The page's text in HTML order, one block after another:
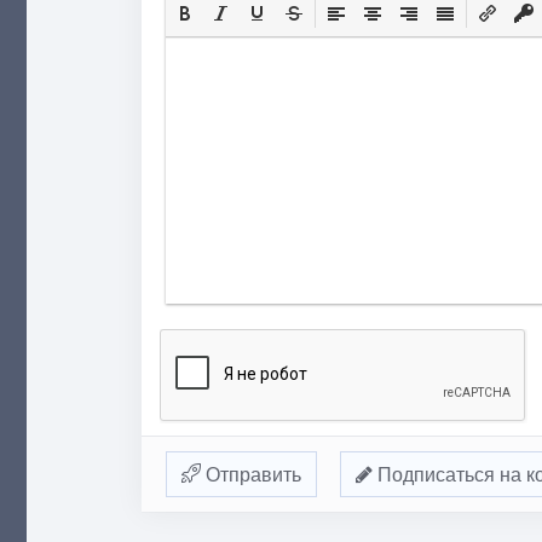
Отправить Подписаться на